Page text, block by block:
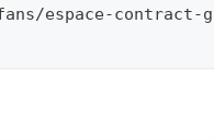
espace-contract-